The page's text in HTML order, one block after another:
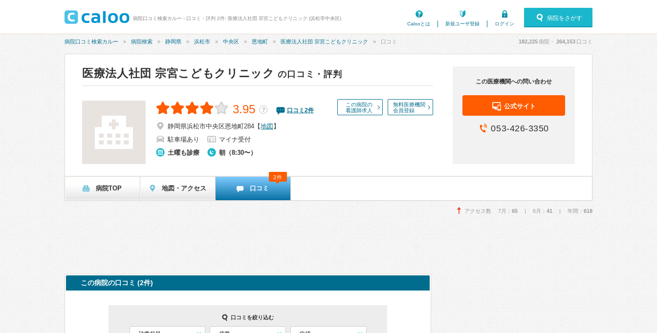
病院口コミ検索カルー - 口コミ・評判 2件: 医療法人社団 宗宮こどもクリニック (浜松市中央区)
Calooとは
新規ユーザ登録 ログイン
病院をさがす
病院口コミ検索カルー 病院検索 静岡県 浜松市 中央区 恩地町 医療法人社団 宗宮こどもクリニック 口コミ 182,225病院・ 264,153 口コミ
医療法人社団 宗宮こどもクリニック の口コミ・評判
この病院の
看護師求人
無料医療機関
会員登録
3.95 ？ 口コミ 2件
静岡県浜松市中央区恩地町284 【地図 】
駐車場あり
マイナ受付
土曜も診療
朝（8:30〜）
この医療機関への問い合わせ
公式サイト
053-426-3350
病院TOP 地図・アクセス 口コミ
2件
アクセス数 7月： 65 | 6月： 41 | 年間： 618
この病院の口コミ (2件)
口コミを絞り込む